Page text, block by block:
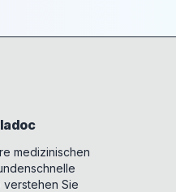
medizinischen
verstehen Sie